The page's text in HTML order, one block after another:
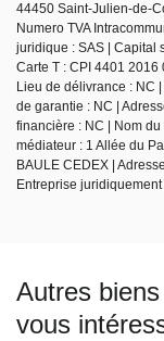
44450 Saint-Julien-de-
Numero TVA
juridique : SAS | Capital
Carte T : CPI 4401 2016
Lieu de délivrance : NC
de garantie : NC |
financière : NC | Nom
médiateur : 1 Allée du
BAULE CEDEX |
Entreprise
Autres
vous